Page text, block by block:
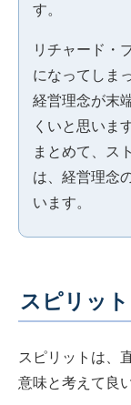
す。
リチャード・
になってしま
経営理念が末
くいと思いま
まとめて、ス
は、経営理念
います。
スピリット
スピリットは、
意味と考えて良